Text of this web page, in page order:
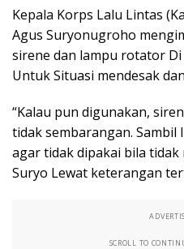
Kepala Korps Lalu Lintas
Agus Suryonugroho
sirene dan lampu rotator
Untuk Situasi mendesak
“Kalau pun digunakan,
tidak sembarangan.
agar tidak dipakai bila tidak
Suryo Lewat keterangan
SCROLL TO